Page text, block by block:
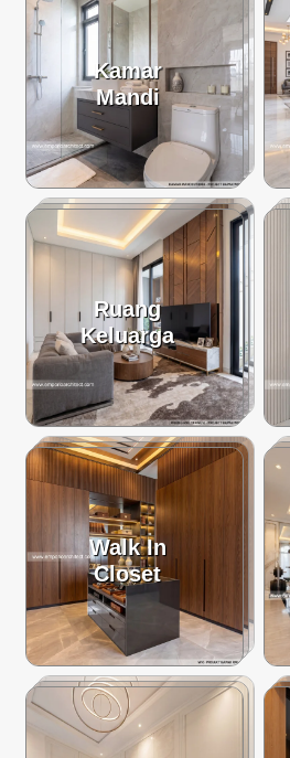
Kamar
Mandi
Ruang
Keluarga
Walk In
Closet